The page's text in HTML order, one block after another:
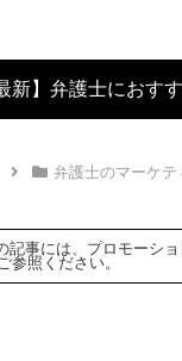
新】弁護士におす
弁護士のマーケテ
記事には、プロモーシ
参照ください。